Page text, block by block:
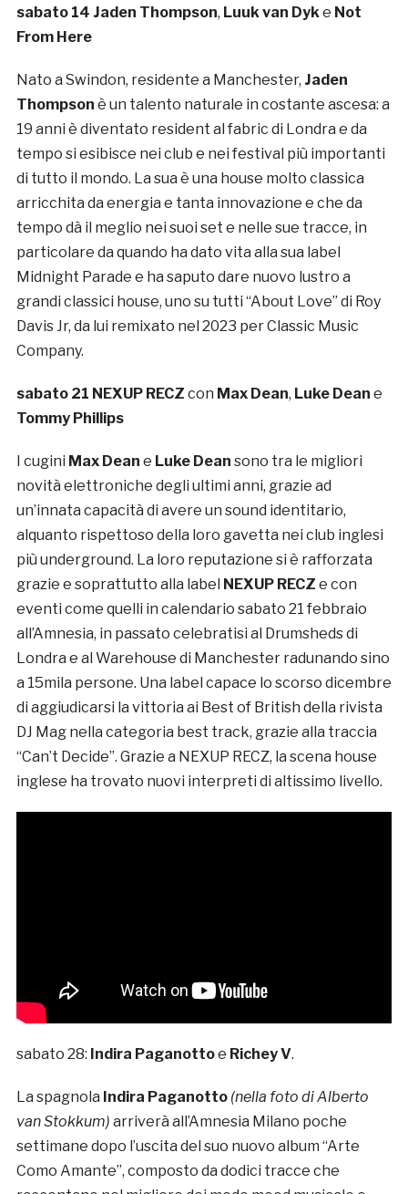
sabato 14 Jaden Thompson, Luuk van Dyke Not
From Here
Nato a Swindon, residente a Manchester, Jaden
Thompson è un talento naturale in costante ascesa: a
19 anni è diventato resident al fabric di Londra e da
tempo si esibisce nei club e nei festival più importanti
di tutto il mondo. La sua è una house molto classica
arricchita da energia e tanta innovazione e che da
tempo dà il meglio nei suoi set e nelle sue tracce, in
particolare da quando ha dato vita alla sua label
Midnight Parade e ha saputo dare nuovo lustro a
grandi classici house, uno su tutti “About Love” di Roy
Davis Jr, da lui remixato nel 2023 per Classic Music
Company.
sabato 21 NEXUP RECZ con Max Dean, Luke Dean e
Tommy Phillips
I cugini Max Dean e Luke Dean sono tra le migliori
novità elettroniche degli ultimi anni, grazie ad
un’innata capacità di avere un sound identitario,
alquanto rispettoso della loro gavetta nei club inglesi
più underground. La loro reputazione si è rafforzata
grazie e soprattutto alla label NEXUP RECZ e con
eventi come quelli in calendario sabato 21 febbraio
all’Amnesia, in passato celebratisi al Drumsheds di
Londra e al Warehouse di Manchester radunando sino
a 15mila persone. Una label capace lo scorso dicembre
di aggiudicarsi la vittoria ai Best of British della rivista
DJ Mag nella categoria best track, grazie alla traccia
“Can’t Decide”. Grazie a NEXUP RECZ, la scena house
inglese ha trovato nuovi interpreti di altissimo livello.
sabato 28: Indira Paganottoe Richey V.
La spagnola Indira Paganotto (nella foto di Alberto
van Stokkum) arriverà all’Amnesia Milano poche
settimane dopo l’uscita del suo nuovo album “Arte
Como Amante”, composto da dodici tracce che